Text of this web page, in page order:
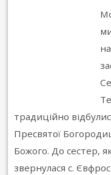
традиційно
Пресвятої
Божого. До сестер,
звернулася с.